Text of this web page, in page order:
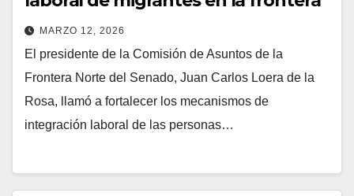
MARZO 12, 2026
El presidente de la Comisión de Asuntos de la
Frontera Norte del Senado, Juan Carlos Loera de la
Rosa, llamó a fortalecer los mecanismos de
integración laboral de las personas…